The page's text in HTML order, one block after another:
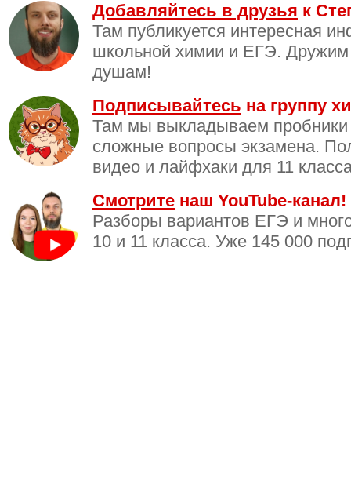
Добавляйтесь в друзья к
Там публикуется интересная
школьной химии и ЕГЭ.
душам!
Подписывайтесь на группу
Там мы выкладываем
сложные вопросы экзамена.
видео и лайфхаки для 11
Смотрите наш YouTube-канал!
Разборы вариантов ЕГЭ и
10 и 11 класса. Уже 145 000